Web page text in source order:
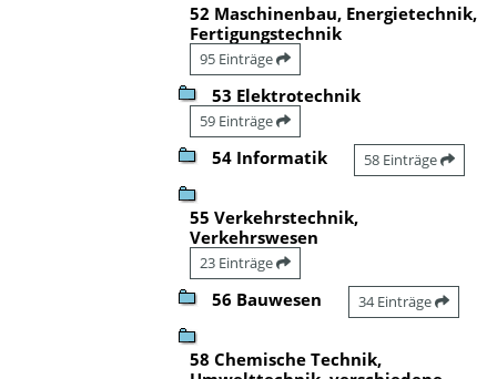
52 Maschinenbau, Energietechnik,
Fertigungstechnik
95 Einträge
53 Elektrotechnik
59 Einträge
54 Informatik 58 Einträge
55 Verkehrstechnik,
Verkehrswesen
23 Einträge
56 Bauwesen 34 Einträge
58 Chemische Technik,